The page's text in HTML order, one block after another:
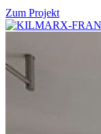
Zum Projekt